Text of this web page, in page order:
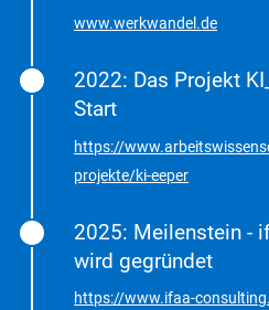
www.werkwandel.de
2022: Das Projekt
Start
https://
projekte/ki-eeper
2025: Meilenstein -
wird gegründet
https://www.ifaa-